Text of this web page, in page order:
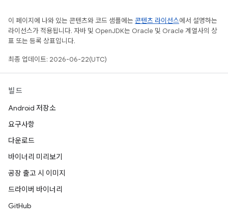
이 페이지에 나와 있는 콘텐츠와 코드 샘플에는 콘텐츠 라이선스에서 설명하는
라이선스가 적용됩니다. 자바 및 OpenJDK는 Oracle 및 Oracle 계열사의 상
표 또는 등록 상표입니다.
최종 업데이트: 2026-06-22(UTC)
빌드
Android 저장소
요구사항
다운로드
바이너리 미리보기
공장 출고 시 이미지
드라이버 바이너리
GitHub